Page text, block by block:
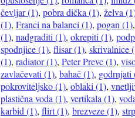
čevljar (1), pobra dička (1), želva
(1), Franci na balanci (1), pogan (1)
(1), nadgraditi (1), okrepiti (1),
spodnjice (1), flisar (1), skrivalnice
(1), radiator (1), Peter Prevc (1),
zavlačevati (1), bahač (1), godrnjati
pokroviteljsko (1), oblaki (1),
plastična voda (1), vertikala (1),
karbid (1), flirt (1), brezveze (1),